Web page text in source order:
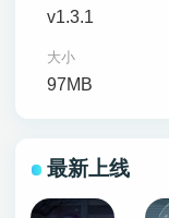
v1.3.1
大小
97MB
最新上线